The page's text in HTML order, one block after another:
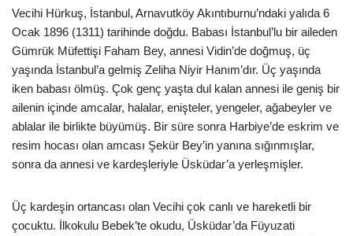
Vecihi Hürkuş, İstanbul, Arnavutköy Akıntıburnu’ndaki yalıda 6
Ocak 1896 (1311) tarihinde doğdu. Babası İstanbul’lu bir aileden
Gümrük Müfettişi Faham Bey, annesi Vidin’de doğmuş, üç
yaşında İstanbul’a gelmiş Zeliha Niyir Hanım’dır. Üç yaşında
iken babası ölmüş. Çok genç yaşta dul kalan annesi ile geniş bir
ailenin içinde amcalar, halalar, enişteler, yengeler, ağabeyler ve
ablalar ile birlikte büyümüş. Bir süre sonra Harbiye’de eskrim ve
resim hocası olan amcası Şekür Bey’in yanına sığınmışlar,
sonra da annesi ve kardeşleriyle Üsküdar’a yerleşmişler.
Üç kardeşin ortancası olan Vecihi çok canlı ve hareketli bir
çocuktu. İlkokulu Bebek’te okudu, Üsküdar’da Füyuzati